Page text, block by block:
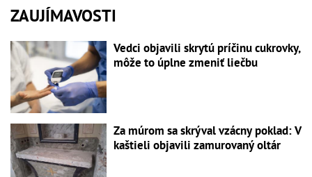
ZAUJÍMAVOSTI
Vedci objavili skrytú príčinu cukrovky,
môže to úplne zmeniť liečbu
Za múrom sa skrýval vzácny poklad: V
kaštieli objavili zamurovaný oltár